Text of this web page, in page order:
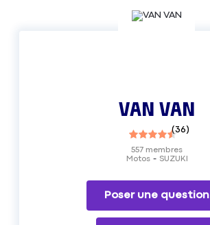
VAN VAN
(36)
Motos SUZUKI
557membres
Poser une question